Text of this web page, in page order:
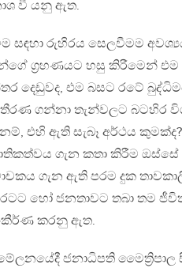
වී යනු ඇත.
සඳහා රුහිරය සෙලවීමම
ග්‍රහණයට හසු කිරීමෙන් එම
දෙඩුවද, එම බසට රටේ
ගන්නා තැන්වලට බටහිර
එහි ඇති සැබෑ අර්ථය
ගැන කතා කිරීම
ගැන ඇති පරම දුක
හෝ ජනතාවට තබා තම
කරනු ඇත.
ජනාධිපති